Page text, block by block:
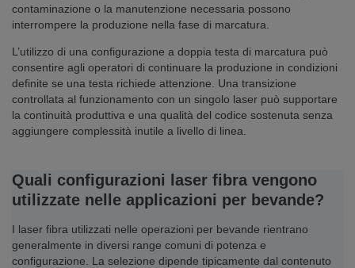
contaminazione o la manutenzione necessaria possono
interrompere la produzione nella fase di marcatura.
L’utilizzo di una configurazione a doppia testa di marcatura può
consentire agli operatori di continuare la produzione in condizioni
definite se una testa richiede attenzione. Una transizione
controllata al funzionamento con un singolo laser può supportare
la continuità produttiva e una qualità del codice sostenuta senza
aggiungere complessità inutile a livello di linea.
Quali configurazioni laser fibra vengono
utilizzate nelle applicazioni per bevande?
I laser fibra utilizzati nelle operazioni per bevande rientrano
generalmente in diversi range comuni di potenza e
configurazione. La selezione dipende tipicamente dal contenuto